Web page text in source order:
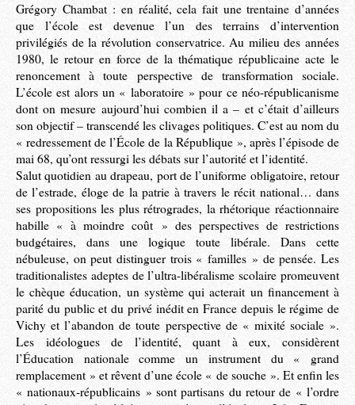
Grégory Chambat : en réalité, cela fait une trentaine d’années
que l’école est devenue l’un des terrains d’intervention
privilégiés de la révolution conservatrice. Au milieu des années
1980, le retour en force de la thématique républicaine acte le
renoncement à toute perspective de transformation sociale.
L’école est alors un « laboratoire » pour ce néo-républicanisme
dont on mesure aujourd’hui combien il a – et c’était d’ailleurs
son objectif – transcendé les clivages politiques. C’est au nom du
« redressement de l’École de la République », après l’épisode de
mai 68, qu’ont ressurgi les débats sur l’autorité et l’identité.
Salut quotidien au drapeau, port de l’uniforme obligatoire, retour
de l’estrade, éloge de la patrie à travers le récit national… dans
ses propositions les plus rétrogrades, la rhétorique réactionnaire
habille « à moindre coût » des perspectives de restrictions
budgétaires, dans une logique toute libérale. Dans cette
nébuleuse, on peut distinguer trois « familles » de pensée. Les
traditionalistes adeptes de l’ultra-libéralisme scolaire promeuvent
le chèque éducation, un système qui acterait un financement à
parité du public et du privé inédit en France depuis le régime de
Vichy et l’abandon de toute perspective de « mixité sociale ».
Les idéologues de l’identité, quant à eux, considèrent
l’Éducation nationale comme un instrument du « grand
remplacement » et rêvent d’une école « de souche ». Et enfin les
« nationaux-républicains » sont partisans du retour de « l’ordre